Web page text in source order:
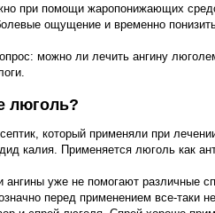
при помощи жаропонижающих
ощущение и временно
можно ли лечить ангину
люголь?
который применяли при
калия. Применяется люголь как
ангины уже не помогают различные
перед применением все-таки